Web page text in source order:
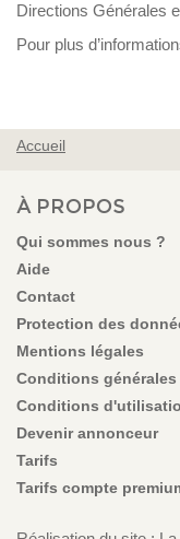
Directions Générales
Pour plus
VOUS ÊTES ICI
Accueil
À PROPOS
Qui sommes nous ?
Aide
Contact
Protection des
Mentions légales
Conditions générales
Conditions
Devenir annonceur
Tarifs
Tarifs compte